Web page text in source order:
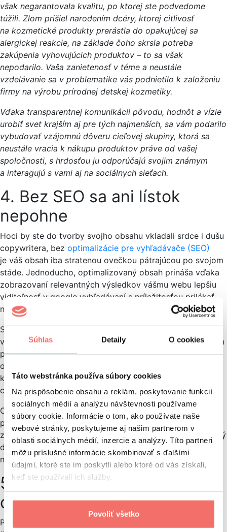
Súhlas Detaily O cookies
Táto webstránka používa súbory cookies
Na prispôsobenie obsahu a reklám, poskytovanie funkcií
sociálnych médií a analýzu návštevnosti používame
súbory cookie. Informácie o tom, ako používate naše
webové stránky, poskytujeme aj našim partnerom v
oblasti sociálnych médií, inzercie a analýzy. Títo partneri
môžu príslušné informácie skombinovať s ďalšími
údajmi, ktoré ste im poskytli alebo ktoré od vás získali,
keď ste používali ich služby.
Povoliť všetko
však negarantovala kvalitu, po ktorej ste podvedome
túžili. Zlom prišiel narodením dcéry, ktorej citlivosť
na kozmetické produkty prerástla do opakujúcej sa
alergickej reakcie, na základe čoho skrsla potreba
zakúpenia vyhovujúcich produktov – to sa však
nepodarilo. Vaša zanietenosť v téme a neustále
vzdelávanie sa v problematike vás podnietilo k založeniu
firmy na výrobu prírodnej detskej kozmetiky.
Vďaka transparentnej komunikácii pôvodu, hodnôt a vízie
urobiť svet krajším aj pre tých najmenších, sa vám podarilo
vybudovať vzájomnú dôveru cieľovej skupiny, ktorá sa
neustále vracia k nákupu produktov práve od vašej
spoločnosti, s hrdosťou ju odporúčajú svojim známym
a interagujú s vami aj na sociálnych sieťach.
4. Bez SEO sa ani lístok
nepohne
Hoci by ste do tvorby svojho obsahu vkladali srdce i dušu
copywritera, bez optimalizácie pre vyhľadávače (SEO)
je váš obsah iba stratenou ovečkou pátrajúcou po svojom
stáde. Jednoducho, optimalizovaný obsah prináša vďaka
zobrazovaní relevantných výsledkov vášmu webu lepšiu
viditeľnosť v google vyhľadávaní s príležitosťou prilákať
na web viac návštevníkov.
SEO vásuvedie do hlavy vašich potenciálnych klientov,
veď napokon, práve výsledkyanalýzy kľúčových slov
vám
prezradia, aké slová a frázy týkajúce sa vášho tvoreného
obsahu práve rezonujú na trhu. Tu ste už skutočne len
krôčik od toho, aby ste „hovorili“ o tom, čo vaša cieľovka
chce naozaj počuť.
Optimalizáciou obsahu pre vyhľadávače zároveň
prispievate
k zlepšovaniu používateľského zážitku.
zahŕňa rýchlosť načítania stránky, responzívny a prehľadný
dizajn či jednoduchú navigáciu, ktoré vedú k udržaniu
návštevníkov na vašej stránke a zlepšovaniu
5. Ukážte zákazníkovi cestu
ďalej
Potenciál obsahu nezačína a nekončí napísaním článku